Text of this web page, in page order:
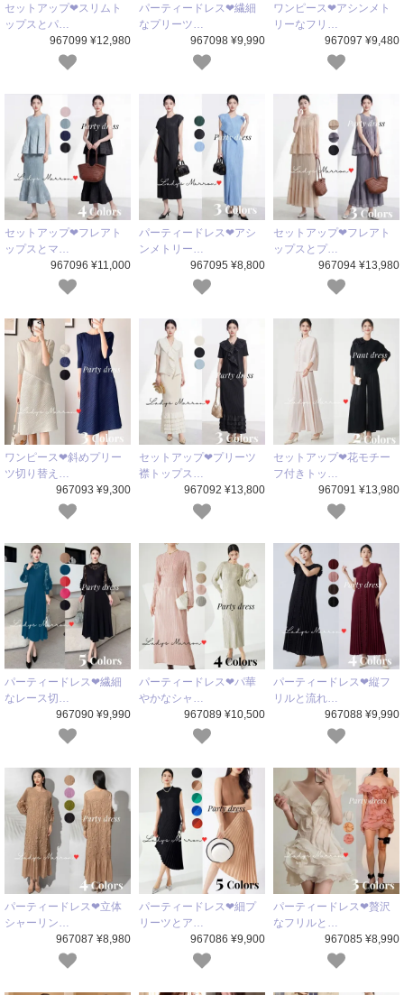
セットアップ❤スリムト
ップスとパ…
967099 ¥12,980
パーティードレス❤繊細
なプリーツ…
967098 ¥9,990
ワンピース❤アシンメト
リーなフリ…
967097 ¥9,480
セットアップ❤フレアト
ップスとマ…
967096 ¥11,000
パーティードレス❤アシ
ンメトリー…
967095 ¥8,800
セットアップ❤フレアト
ップスとプ…
967094 ¥13,980
ワンピース❤斜めプリー
ツ切り替え…
967093 ¥9,300
セットアップ❤プリーツ
襟トップス…
967092 ¥13,800
セットアップ❤花モチー
フ付きトッ…
967091 ¥13,980
パーティードレス❤繊細
なレース切…
967090 ¥9,990
パーティードレス❤パ華
やかなシャ…
967089 ¥10,500
パーティードレス❤縦フ
リルと流れ…
967088 ¥9,990
パーティードレス❤立体
シャーリン…
967087 ¥8,980
パーティードレス❤細プ
リーツとア…
967086 ¥9,900
パーティードレス❤贅沢
なフリルと…
967085 ¥8,990